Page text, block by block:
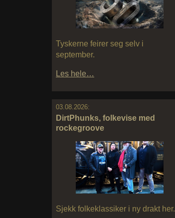
Tyskerne feirer seg selv i
september.
Les hele…
03.08.2026:
DirtPhunks, folkevise med
rockegroove
Sjekk folkeklassiker i ny drakt her.